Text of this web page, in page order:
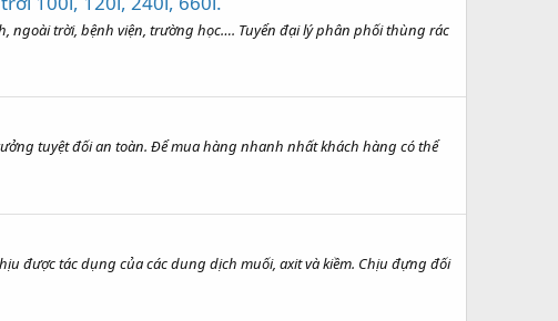
ngoài trời, bệnh viện, trường học…. Tuyển đại lý phân phối thùng rác
tuyệt đối an toàn. Để mua hàng nhanh nhất khách hàng có thể
được tác dụng của các dung dịch muối, axit và kiềm. Chịu đựng đối